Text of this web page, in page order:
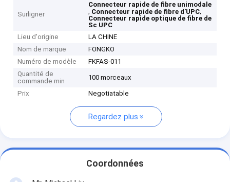
Surligner
Connecteur rapide de fibre unimodale
, Connecteur rapide de fibre d'UPC,
Connecteur rapide optique de fibre de
Sc UPC
Lieu d'origine
LA CHINE
Nom de marque
FONGKO
Numéro de modèle
FKFAS-011
Quantité de
commande min
100 morceaux
Prix Negotiatable
Regardez plus
Coordonnées